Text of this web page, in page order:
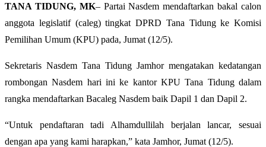
TANA TIDUNG, MK– Partai Nasdem mendaftarkan bakal calon
anggota legislatif (caleg) tingkat DPRD Tana Tidung ke Komisi
Pemilihan Umum (KPU) pada, Jumat (12/5).
Sekretaris Nasdem Tana Tidung Jamhor mengatakan kedatangan
rombongan Nasdem hari ini ke kantor KPU Tana Tidung dalam
rangka mendaftarkan Bacaleg Nasdem baik Dapil 1 dan Dapil 2.
“Untuk pendaftaran tadi Alhamdullilah berjalan lancar, sesuai
dengan apa yang kami harapkan,” kata Jamhor, Jumat (12/5).